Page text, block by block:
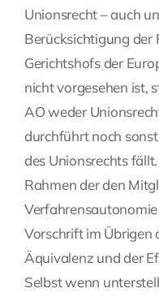
Unionsrecht – auch
Berücksichtigung der
Gerichtshofs der
nicht vorgesehen ist,
AO weder
durchführt noch
des Unionsrechts
Rahmen der den
Vorschrift im Übrigen
Äquivalenz und der
Selbst wenn